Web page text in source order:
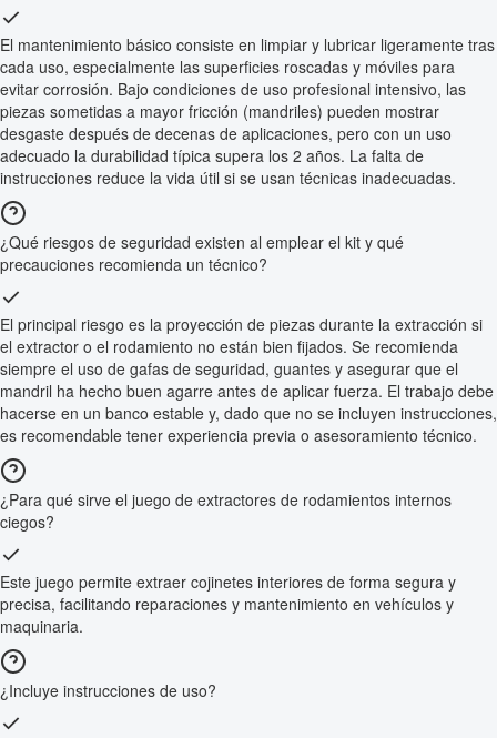
El mantenimiento básico consiste en limpiar y lubricar ligeramente tras
cada uso, especialmente las superficies roscadas y móviles para
evitar corrosión. Bajo condiciones de uso profesional intensivo, las
piezas sometidas a mayor fricción (mandriles) pueden mostrar
desgaste después de decenas de aplicaciones, pero con un uso
adecuado la durabilidad típica supera los 2 años. La falta de
instrucciones reduce la vida útil si se usan técnicas inadecuadas.
¿Qué riesgos de seguridad existen al emplear el kit y qué
precauciones recomienda un técnico?
El principal riesgo es la proyección de piezas durante la extracción si
el extractor o el rodamiento no están bien fijados. Se recomienda
siempre el uso de gafas de seguridad, guantes y asegurar que el
mandril ha hecho buen agarre antes de aplicar fuerza. El trabajo debe
hacerse en un banco estable y, dado que no se incluyen instrucciones,
es recomendable tener experiencia previa o asesoramiento técnico.
¿Para qué sirve el juego de extractores de rodamientos internos
ciegos?
Este juego permite extraer cojinetes interiores de forma segura y
precisa, facilitando reparaciones y mantenimiento en vehículos y
maquinaria.
¿Incluye instrucciones de uso?